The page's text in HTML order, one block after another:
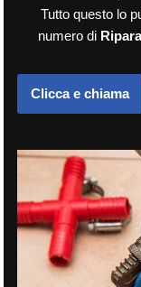
Tutto questo lo
numero di
Clicca e chiama